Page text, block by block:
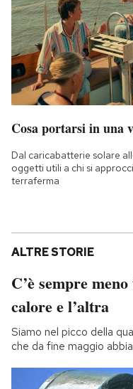
Cosa portarsi in una
Dal caricabatterie solare
oggetti utili a chi si
terraferma
ALTRE STORIE
C’è sempre
calore e l’altra
Siamo nel picco della
che da fine maggio